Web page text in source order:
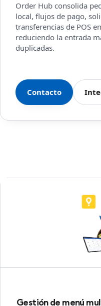
Order Hub consolida
local, flujos de pago,
transferencias de POS
reduciendo la entrada
duplicadas.
Contacto
Gestión de menú